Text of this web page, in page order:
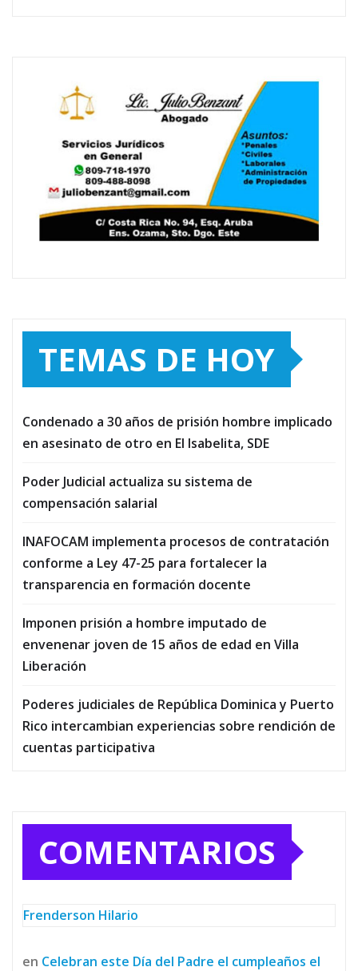
TEMAS DE HOY
Condenado a 30 años de prisión hombre implicado
en asesinato de otro en El Isabelita, SDE
Poder Judicial actualiza su sistema de
compensación salarial
INAFOCAM implementa procesos de contratación
conforme a Ley 47-25 para fortalecer la
transparencia en formación docente
Imponen prisión a hombre imputado de
envenenar joven de 15 años de edad en Villa
Liberación
Poderes judiciales de República Dominica y Puerto
Rico intercambian experiencias sobre rendición de
cuentas participativa
COMENTARIOS
Frenderson Hilario
en Celebran este Día del Padre el cumpleaños el